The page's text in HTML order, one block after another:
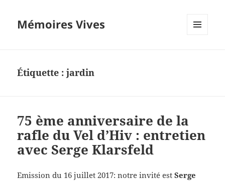
Mémoires Vives
Étiquette :jardin
75 ème anniversaire de la
rafle du Vel d’Hiv : entretien
avec Serge Klarsfeld
Emission du 16 juillet 2017: notre invité estSerge